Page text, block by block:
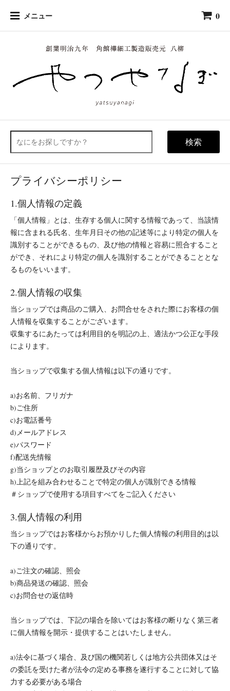
メニュー 0
検索
プライバシーポリシー
1.個人情報の定義
「個人情報」とは、生存する個人に関する情報であって、当該情
報に含まれる氏名、生年月日その他の記述等により特定の個人を
識別することができるもの、及び他の情報と容易に照合すること
ができ、それにより特定の個人を識別することができることとな
るものをいいます。
2.個人情報の収集
当ショップでは商品のご購入、お問合せをされた際にお客様の個
人情報を収集することがございます。
収集するにあたっては利用目的を明記の上、適法かつ公正な手段
によります。
当ショップで収集する個人情報は以下の通りです。
a)お名前、フリガナ
b)ご住所
c)お電話番号
d)メールアドレス
e)パスワード
f)配送先情報
g)当ショップとのお取引履歴及びその内容
h)上記を組み合わせることで特定の個人が識別できる情報
＃ショップで使用する項目すべてをご記入ください
3.個人情報の利用
当ショップではお客様からお預かりした個人情報の利用目的は以
下の通りです。
a)ご注文の確認、照会
b)商品発送の確認、照会
c)お問合せの返信時
当ショップでは、下記の場合を除いてはお客様の断りなく第三者
に個人情報を開示・提供することはいたしません。
a)法令に基づく場合、及び国の機関若しくは地方公共団体又はそ
の委託を受けた者が法令の定める事務を遂行することに対して協
力する必要がある場合